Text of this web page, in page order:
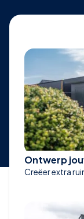
Ontwerp
Creëer extra